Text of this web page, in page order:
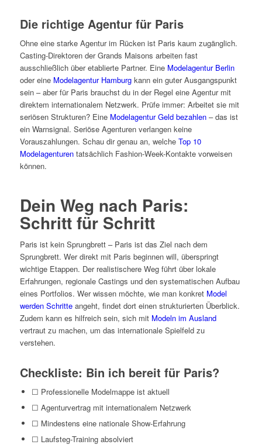
Die richtige Agentur für Paris
Ohne eine starke Agentur im Rücken ist Paris kaum zugänglich.
Casting-Direktoren der Grands Maisons arbeiten fast
ausschließlich über etablierte Partner. Eine Modelagentur Berlin
oder eine Modelagentur Hamburgkann ein guter Ausgangspunkt
sein – aber für Paris brauchst du in der Regel eine Agentur mit
direktem internationalem Netzwerk. Prüfe immer: Arbeitet sie mit
seriösen Strukturen? Eine Modelagentur Geld bezahlen– das ist
ein Warnsignal. Seriöse Agenturen verlangen keine
Vorauszahlungen. Schau dir genau an, welche Top 10
Modelagenturentatsächlich Fashion-Week-Kontakte vorweisen
können.
Dein Weg nach Paris:
Schritt für Schritt
Paris ist kein Sprungbrett – Paris ist das Ziel nach dem
Sprungbrett. Wer direkt mit Paris beginnen will, überspringt
wichtige Etappen. Der realistischere Weg führt über lokale
Erfahrungen, regionale Castings und den systematischen Aufbau
eines Portfolios. Wer wissen möchte, wie man konkret Model
werden Schritteangeht, findet dort einen strukturierten Überblick.
Zudem kann es hilfreich sein, sich mit Modeln im Ausland
vertraut zu machen, um das internationale Spielfeld zu
verstehen.
Checkliste: Bin ich bereit für Paris?
☐ Professionelle Modelmappe ist aktuell
☐ Agenturvertrag mit internationalem Netzwerk
☐ Mindestens eine nationale Show-Erfahrung
☐ Laufsteg-Training absolviert